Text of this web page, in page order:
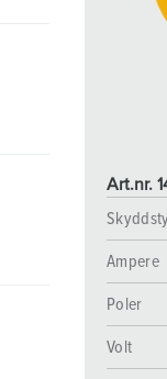
Art.nr.
Ampere
Poler
Volt